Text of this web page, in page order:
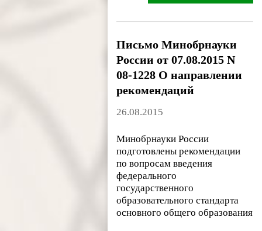
Письмо Минобрнауки
России от 07.08.2015 N
08-1228 О направлении
рекомендаций
26.08.2015
Минобрнауки России
подготовлены рекомендации
по вопросам введения
федерального
государственного
образовательного стандарта
основного общего образования